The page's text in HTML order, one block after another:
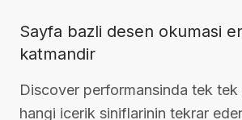
Sayfa bazli desen okumasi
katmandir
Discover performansinda tek tek
hangi icerik siniflarinin tekrar